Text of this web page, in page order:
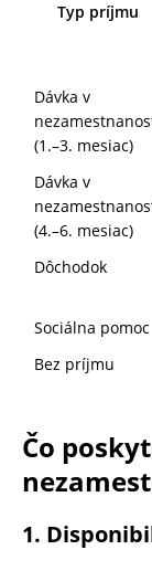
Typ príjmu
Dávka v
(1.–3. mesiac)
Dávka v
(4.–6. mesiac)
Dôchodok
Sociálna pomoc
Bez príjmu
Čo
1.